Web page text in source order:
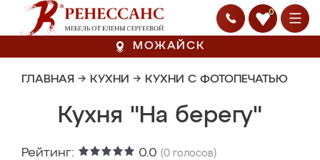
0
МОЖАЙСК
ГЛАВНАЯ → КУХНИ → КУХНИ С ФОТОПЕЧАТЬЮ
Кухня "На берегу"
Рейтинг: 0.0 (0 голосов)